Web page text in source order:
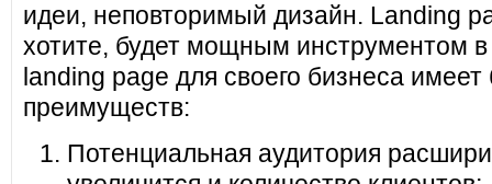
идеи, неповторимый дизайн. Landing
хотите, будет мощным инструментом
landing page для своего бизнеса
преимуществ:
Потенциальная аудитория